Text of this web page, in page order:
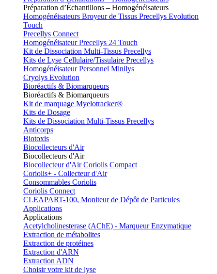
Préparation d’Échantillons – Homogénéisateurs
Homogénéisateurs Broyeur de Tissus Precellys Evolution
Touch
Precellys Connect
Homogénéisateur Precellys 24 Touch
Kit de Dissociation Multi-Tissus Precellys
Kits de Lyse Cellulaire/Tissulaire Precellys
Homogénéisateur Personnel Minilys
Cryolys Evolution
Bioréactifs & Biomarqueurs
Bioréactifs & Biomarqueurs
Kit de marquage Myelotracker®
Kits de Dosage
Kits de Dissociation Multi-Tissus Precellys
Anticorps
Biotoxis
Biocollecteurs d'Air
Biocollecteurs d'Air
Biocollecteur d'Air Coriolis Compact
Coriolis+ - Collecteur d'Air
Consommables Coriolis
Coriolis Connect
CLEAPART-100, Moniteur de Dépôt de Particules
Applications
Applications
Acetylcholinesterase (AChE) - Marqueur Enzymatique
Extraction de métabolites
Extraction de protéines
Extraction d'ARN
Extraction ADN
Choisir votre kit de lyse